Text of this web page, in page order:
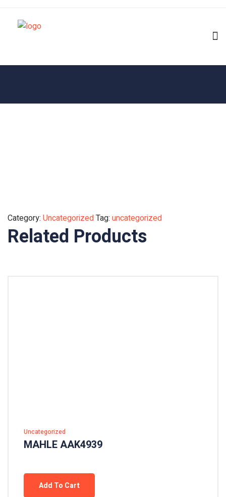
Category: UncategorizedTag: uncategorized
Related Products
Uncategorized
MAHLE AAK4939
Add To Cart